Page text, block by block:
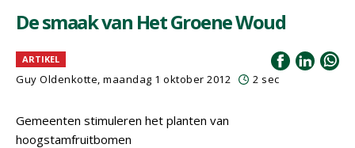
De smaak van Het Groene Woud
ARTIKEL
Guy Oldenkotte, maandag 1 oktober 2012 2 sec
Gemeenten stimuleren het planten van
hoogstamfruitbomen